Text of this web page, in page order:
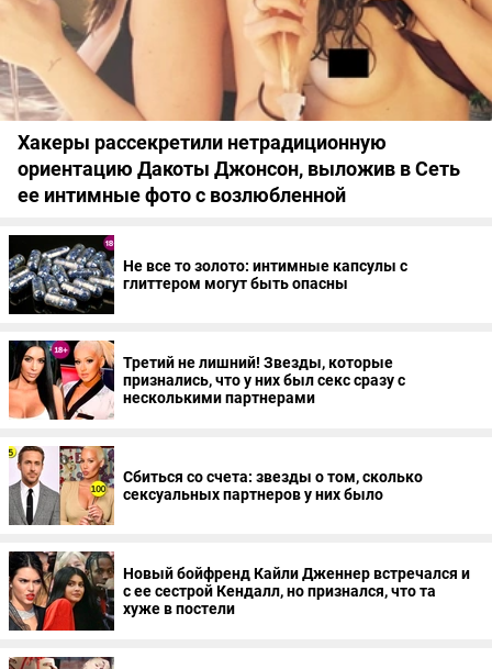
Хакеры рассекретили нетрадиционную
ориентацию Дакоты Джонсон, выложив в Сеть
ее интимные фото с возлюбленной
Не все то золото: интимные капсулы с
глиттером могут быть опасны
Третий не лишний! Звезды, которые
признались, что у них был секс сразу с
несколькими партнерами
Сбиться со счета: звезды о том, сколько
сексуальных партнеров у них было
Новый бойфренд Кайли Дженнер встречался и
с ее сестрой Кендалл, но признался, что та
хуже в постели